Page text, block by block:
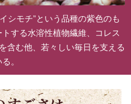
シモチ”という品種の紫色のも
する水溶性植物繊維、コレス
含む他、若々しい毎日を支える
。